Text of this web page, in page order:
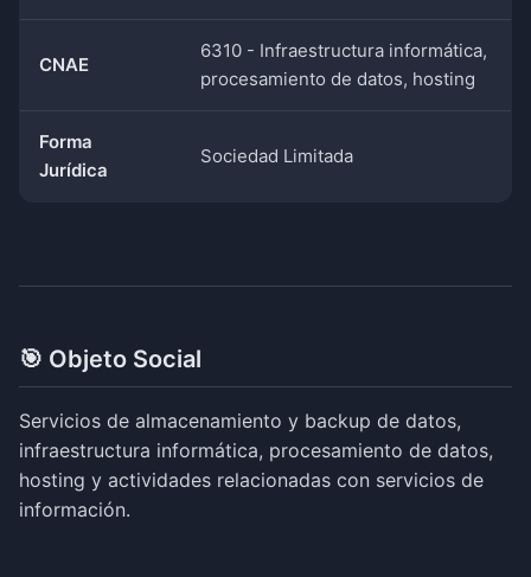
CNAE
6310 - Infraestructura informática,
procesamiento de datos, hosting
Forma
Jurídica
Sociedad Limitada
🎯 Objeto Social
Servicios de almacenamiento y backup de datos,
infraestructura informática, procesamiento de datos,
hosting y actividades relacionadas con servicios de
información.